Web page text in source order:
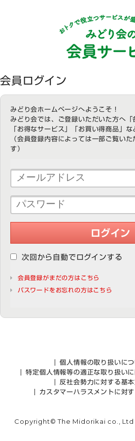
会員ログイン
みどり会ホームページへようこそ！
みどり会では、ご登録いただいた方へ「
「お得なサービス」「お買い得商品」な
（会員登録内容によっては一部ご覧い
す）
ログイン
次回から自動でログインする
会員登録がまだの方はこちら
パスワードをお忘れの方はこちら
個人情報の取り扱いに
特定個人情報等の適正な取り扱い
反社会勢力に対する基
カスタマーハラスメントに対
Copyright© The Midorikai co., Ltd